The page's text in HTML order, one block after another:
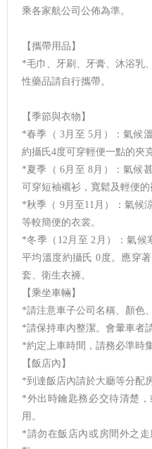
乘各家航公司公佈為準。
【攜帶用品】
*毛巾、牙刷、牙膏、沐浴乳
性藥品請自行攜帶。
【季節與衣物】
*春季（ 3月至 5月）：氣候
約攝氏4度可穿輕便一點的夾
*夏季（ 6月至 8月）：氣候
可穿短袖襯衫，寬鬆及輕便的
*秋季（ 9月至11月）：氣候
等較簡便的衣裳。
*冬季（12月至 2月）：氣候
平均溫度約攝氏 0度。應穿
套、衛生衣褲。
【乘坐車輛】
*請注意車子公司名稱、顏色
*請保持車內整潔。會暈車者
*約定上車時間，請務必準時
【飯店內】
*到達飯店內請於大廳等分配
*外出時鑰匙務必交待清楚
用。
*請勿在飯店內或房間外之